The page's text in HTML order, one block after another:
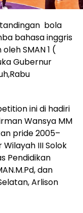
bola
bahasa inggris
SMAN 1 (
Gubernur
ini di hadiri
Wansya MM
pride 2005–
Wilayah III Solok
Pendidikan
dan
Arlison